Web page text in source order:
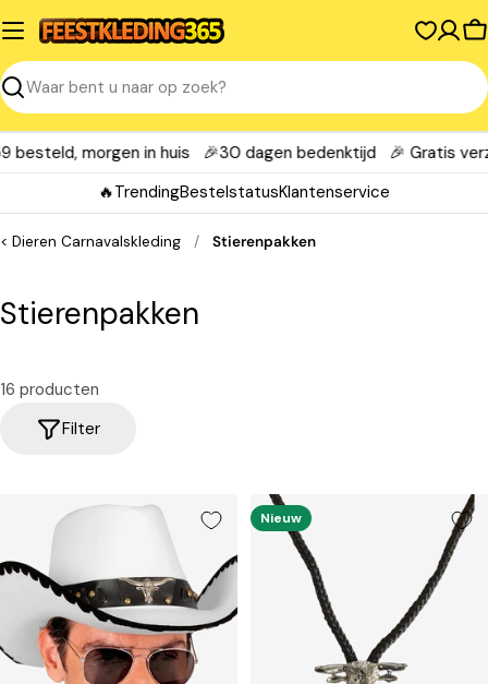
Spring
naar
inhoud
Zoeken
morgen in huis 🎉30 dagen bedenktijd
🎉 Gratis
🔥TrendingBestelstatusKlantenservice
Dieren Carnavalskleding / Stierenpakken
C
l
i
:
Stierenpakken
16 producten
Filter
Nieuw